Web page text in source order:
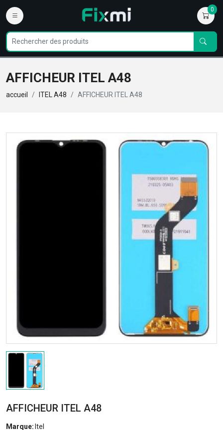
0
AFFICHEUR ITEL A48
accueil ITEL A48 AFFICHEUR ITEL A48
AFFICHEUR ITEL A48
Marque: Itel